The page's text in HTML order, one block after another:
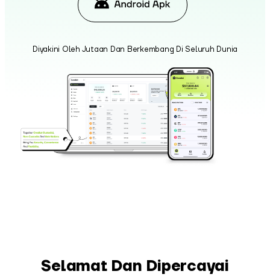
Diyakini Oleh Jutaan Dan Berkembang Di Seluruh Dunia
Selamat Dan Dipercayai